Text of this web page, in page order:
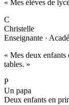
« Mes élèves de
C
Christelle
Enseignante ·
« Mes deux enfants
tables. »
P
Un papa
Deux enfants en